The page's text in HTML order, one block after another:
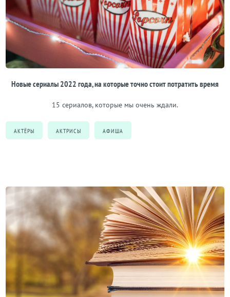
Новые сериалы 2022 года, на которые точно стоит потратить время
15 сериалов, которые мы очень ждали.
АКТЁРЫ АКТРИСЫ АФИША